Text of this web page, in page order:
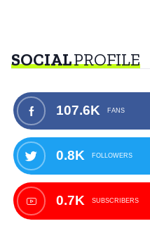
SOCIALPROFILE
107.6K FANS
0.8K FOLLOWERS
0.7K SUBSCRIBERS